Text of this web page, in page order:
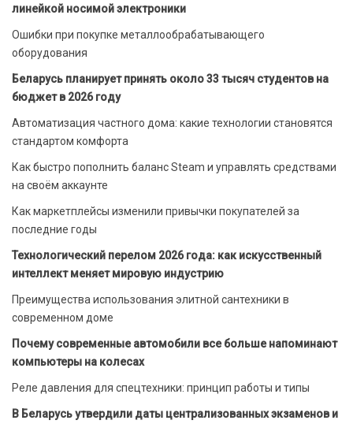
линейкой носимой электроники
Ошибки при покупке металлообрабатывающего
оборудования
Беларусь планирует принять около 33 тысяч студентов на
бюджет в 2026 году
Автоматизация частного дома: какие технологии становятся
стандартом комфорта
Как быстро пополнить баланс Steam и управлять средствами
на своём аккаунте
Как маркетплейсы изменили привычки покупателей за
последние годы
Технологический перелом 2026 года: как искусственный
интеллект меняет мировую индустрию
Преимущества использования элитной сантехники в
современном доме
Почему современные автомобили все больше напоминают
компьютеры на колесах
Реле давления для спецтехники: принцип работы и типы
В Беларусь утвердили даты централизованных экзаменов и